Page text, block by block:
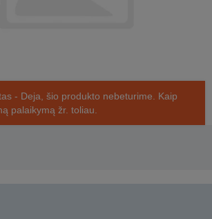
- Deja, šio produkto nebeturime. Kaip
palaikymą žr. toliau.